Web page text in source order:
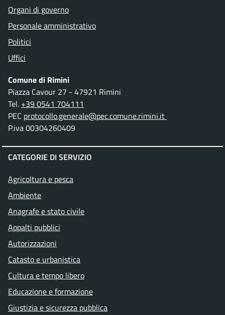
Organi di governo
Personale amministrativo
Politici
Uffici
Comune di Rimini
Piazza Cavour 27 - 47921 Rimini
Tel. +39 0541 704111
PEC protocollo.generale@pec.comune.rimini.it
P.iva 00304260409
CATEGORIE DI SERVIZIO
Agricoltura e pesca
Ambiente
Anagrafe e stato civile
Appalti pubblici
Autorizzazioni
Catasto e urbanistica
Cultura e tempo libero
Educazione e formazione
Giustizia e sicurezza pubblica